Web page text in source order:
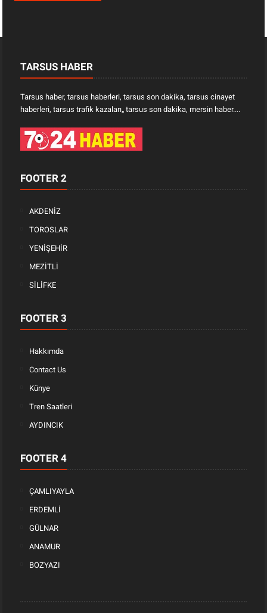
TARSUS HABER
Tarsus haber, tarsus haberleri, tarsus son dakika, tarsus cinayet
haberleri, tarsus trafik kazaları„ tarsus son dakika, mersin haber....
FOOTER 2
AKDENİZ
TOROSLAR
YENİŞEHİR
MEZİTLİ
SİLİFKE
FOOTER 3
Hakkımda
Contact Us
Künye
Tren Saatleri
AYDINCIK
FOOTER 4
ÇAMLIYAYLA
ERDEMLİ
GÜLNAR
ANAMUR
BOZYAZI